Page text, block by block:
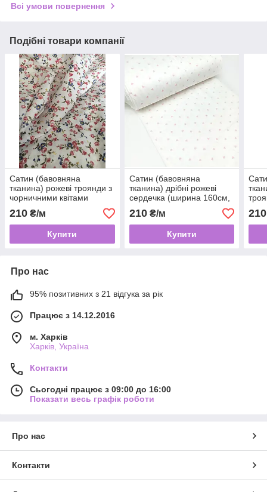
Всі умови повернення
Подібні товари компанії
Сатин (бавовняна
тканина) рожеві троянди з
чорничними квітами
(ширина 160см, 120г/м2)
210 ₴/м
Купити
Сатин (бавовняна
тканина) дрібні рожеві
сердечка (ширина 160см,
120г/м2)
210₴/м
Купити
210
Про нас
95% позитивних з 21 відгука за рік
Працює з 14.12.2016
м. Харків
Харків, Україна
Контакти
Сьогодні працює з 09:00 до 16:00
Показати весь графік роботи
Про нас
Контакти